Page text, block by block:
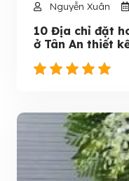
Nguyễn Xuân
10 Địa chỉ đặt
ở Tân An thiết